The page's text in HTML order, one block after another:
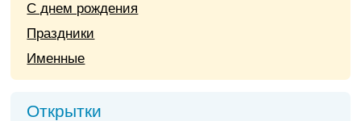
С днем рождения
Праздники
Именные
Открытки